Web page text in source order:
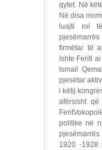
qytet. Në
Në disa
luajti rol
firmëtar të
Ishte Feriti
Ismail
pjesëtar
i këtij
afërsisht
politike në
1920 -1928